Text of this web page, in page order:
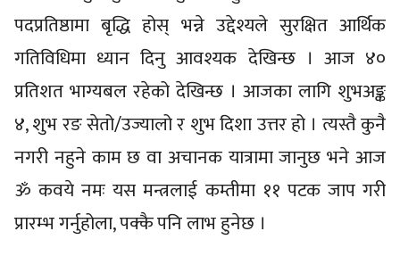
पदप्रतिष्ठामा बृद्धि होस् भन्ने उद्देश्यले सुरक्षित आर्थिक
गतिविधिमा ध्यान दिनु आवश्यक देखिन्छ । आज ४०
प्रतिशत भाग्यबल रहेको देखिन्छ । आजका लागि शुभअङ्क
४, शुभ रङ सेतो/उज्यालो र शुभ दिशा उत्तर हो । त्यस्तै कुनै
नगरी नहुने काम छ वा अचानक यात्रामा जानुछ भने आज
ॐ कवये नमः यस मन्त्रलाई कम्तीमा ११ पटक जाप गरी
प्रारम्भ गर्नुहोला, पक्कै पनि लाभ हुनेछ ।